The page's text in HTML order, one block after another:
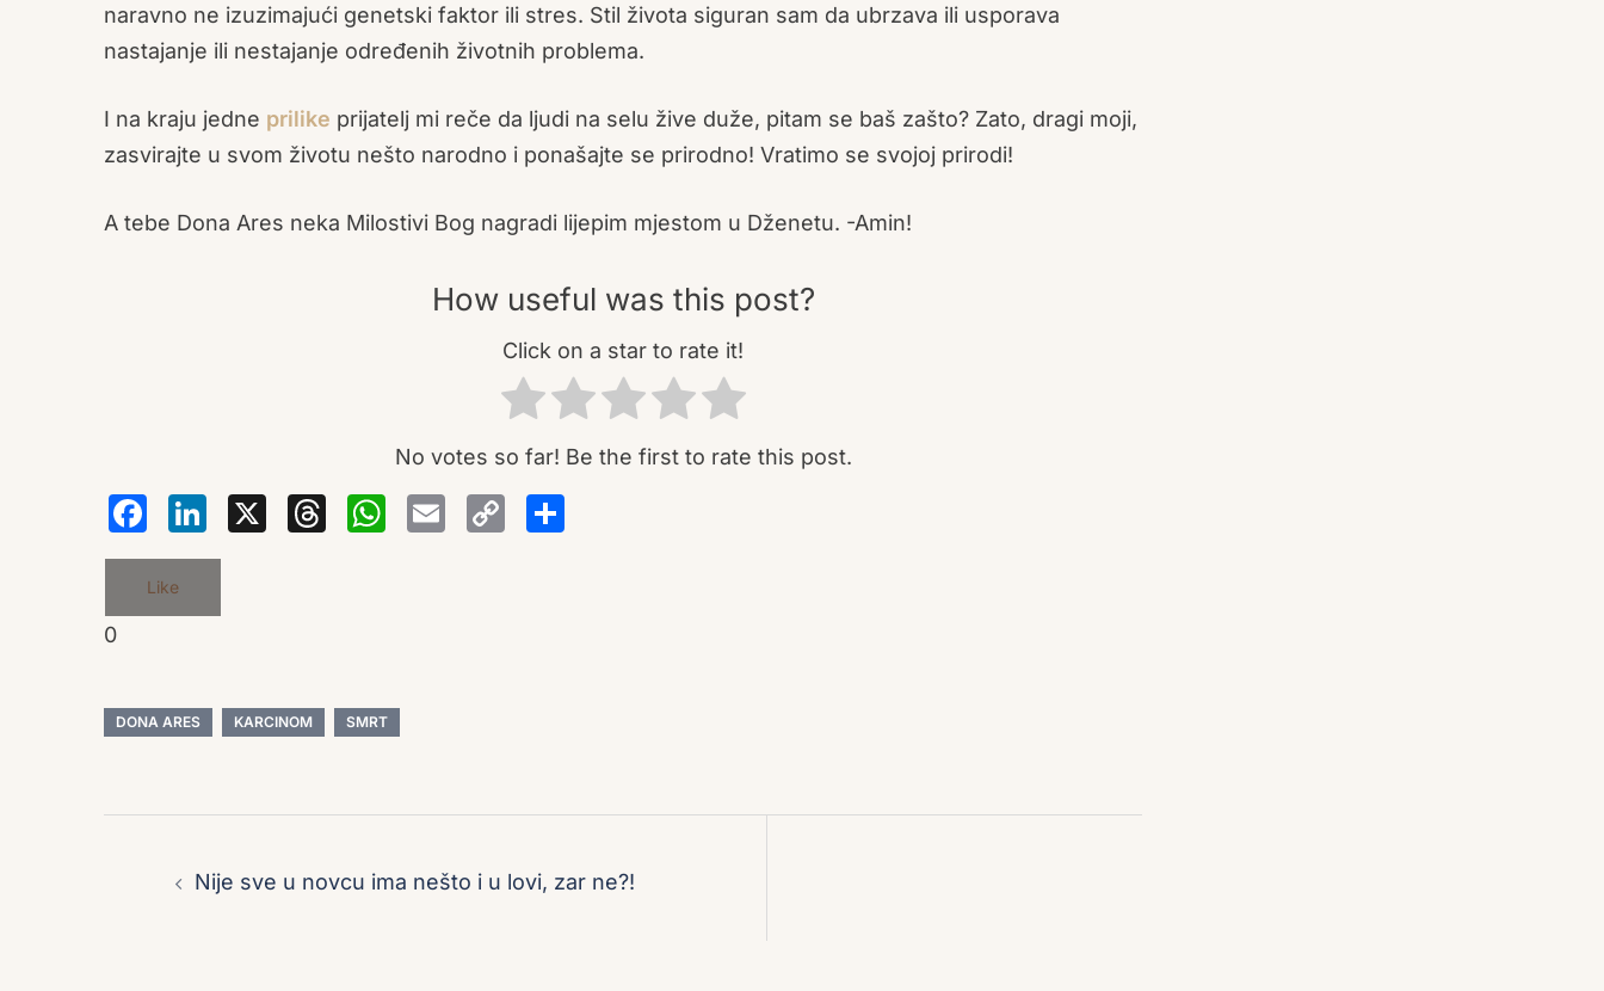
naravno ne izuzimajući genetski faktor ili stres. Stil života siguran sam da ubrzava ili usporava
nastajanje ili nestajanje određenih životnih problema.
I na kraju jedne prilike prijatelj mi reče da ljudi na selu žive duže, pitam se baš zašto? Zato, dragi moji,
zasvirajte u svom životu nešto narodno i ponašajte se prirodno! Vratimo se svojoj prirodi!
A tebe Dona Ares neka Milostivi Bog nagradi lijepim mjestom u Dženetu. -Amin!
How useful was this post?
Click on a star to rate it!
No votes so far! Be the first to rate this post.
Facebook
LinkedIn
X Threads
WhatsApp
EmailCopy
Link
Like
0
DONA ARES KARCINOM SMRT
navigation
Nije sve u novcu ima nešto i u lovi, zar ne?!